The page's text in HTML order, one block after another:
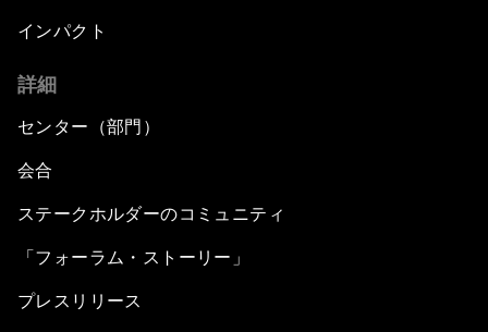
インパクト
詳細
センター（部門）
会合
ステークホルダーのコミュニティ
「フォーラム・ストーリー」
プレスリリース